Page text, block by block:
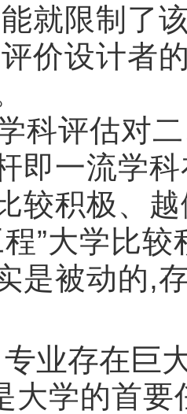
就限制了
价设计者
科评估对
即一流学
较积极、
”大学比较
是被动的,
业存在巨
大学的首要